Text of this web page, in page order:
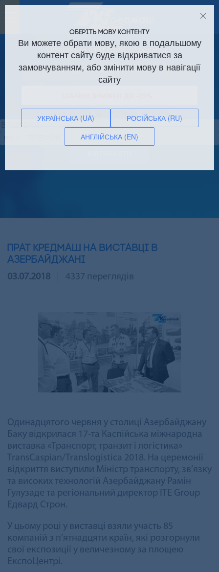
Офіційний сайт ПрАТ «Кредмаш»
Оренда виробничих площ!
ЗАМОВИТИ ЗВОРОТНІЙ ЗВ’ЯЗОК
ПрАТ Кредмаш на виставці в
Азербайджані
03.07.2018 4337 переглядів
Одинадцятого червня у столиці Азербайджану
Баку відкрилася 17-та Каспійська міжнародна
виставка «Транспорт, транзит і логістика»
TransCaspian/Translogistica 2018. На церемонії
відкриття виступили Міністр транспорту, зв’язку
та високих технологій Азербайджану Рамін
Гулузаде та регіональний директор ITE Group
Едвард Строн.
У цьому році у виставці взяли участь 85
компаній з п’ятнадцяти країн, які розгорнули
свої експозиції у величезному за площею
ЕкспоЦентрі.
ОБЕРІТЬ МОВУ КОНТЕНТУ
Ви можете обрати мову, якою в подальшому
контент сайту буде відкриватися за
замовчуванням, або змінити мову в навігації
сайту
УКРАЇНСЬКА (UA)
РОСІЙСЬКА (RU)
АНГЛІЙСЬКА (EN)